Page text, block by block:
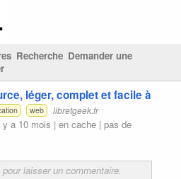
Recherche Demander une
léger, complet et facile à
web libretgeek.fr
y a 10 mois | en cache | pas de